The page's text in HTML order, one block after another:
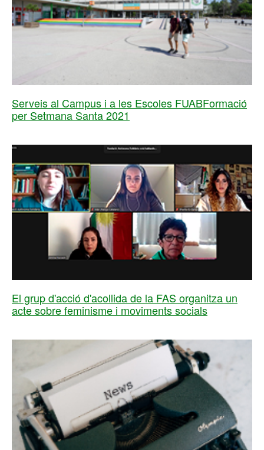
Serveis al Campus i a les Escoles FUABFormació
per Setmana Santa 2021
El grup d'acció d'acollida de la FAS organitza un
acte sobre feminisme i moviments socials